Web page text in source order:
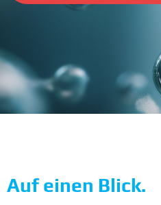
Auf einen Blick.